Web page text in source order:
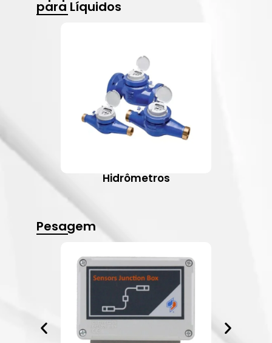
para Líquidos
Hidrômetros
Pesagem